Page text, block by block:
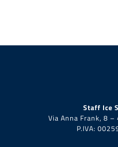
Staff Ice
Via Anna Frank, 8
P.IVA: